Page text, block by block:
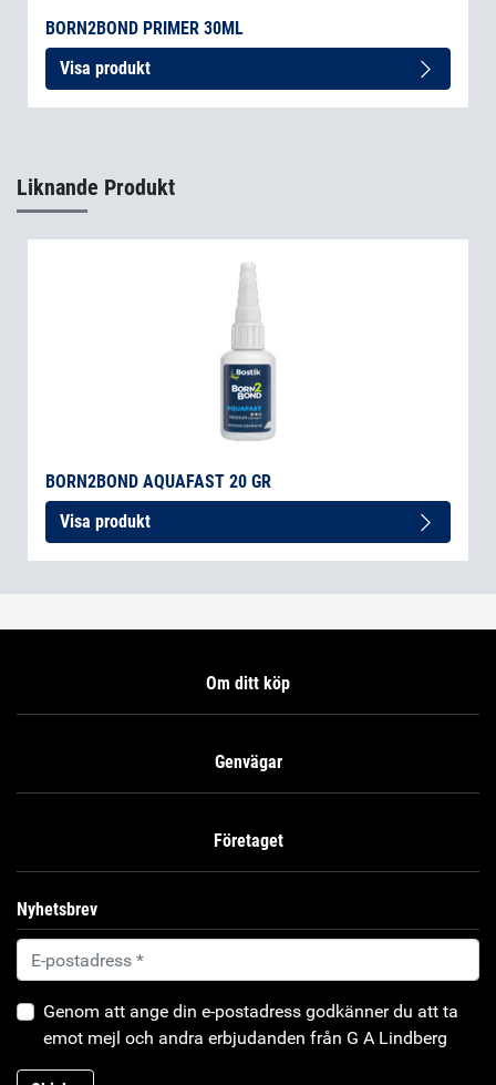
BORN2BOND PRIMER 30ML
Visa produkt
Liknande Produkt
BORN2BOND AQUAFAST 20 GR
Visa produkt
Om ditt köp
Genvägar
Företaget
Nyhetsbrev
Genom att ange din e-postadress godkänner du att ta
emot mejl och andra erbjudanden från G A Lindberg